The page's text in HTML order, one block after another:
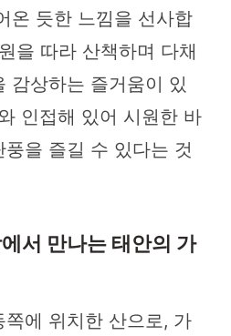
온 듯한 느낌을 선사합
을 따라 산책하며 다채
감상하는 즐거움이 있
인접해 있어 시원한 바
을 즐길 수 있다는 것
서 만나는 태안의 가
쪽에 위치한 산으로, 가